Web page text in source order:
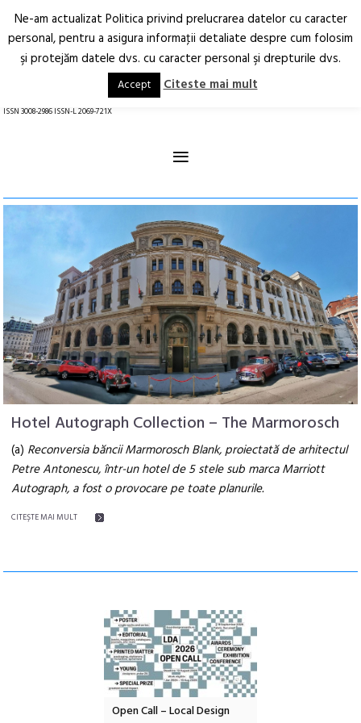
Arhitectură.
Oraș.
RO EN
ISSN 3008-2986 ISSN-L 2069-721X
≡
Hotel Autograph Collection – The Marmorosch
(a) Reconversia băncii Marmorosch Blank, proiectată de arhitectul
Petre Antonescu, într-un hotel de 5 stele sub marca Marriott
Autograph, a fost o provocare pe toate planurile.
CITEŞTE MAI MULT
Open Call – Local Design
Ne-am actualizat Politica privind prelucrarea datelor cu caracter
personal, pentru a asigura informaţii detaliate despre cum folosim
şi protejăm datele dvs. cu caracter personal şi drepturile dvs.
Accept Citeste mai mult